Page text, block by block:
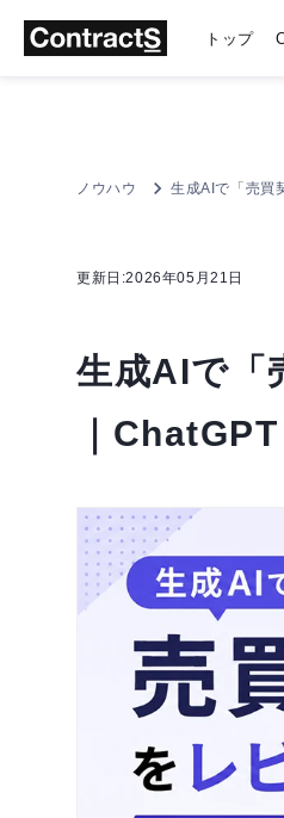
トップ
ノウハウ 生成AIで「売買
更新日:2026年05月21日
生成AIで「
｜